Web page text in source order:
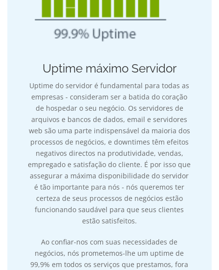
Uptime máximo Servidor
Uptime do servidor é fundamental para todas as
empresas - consideram ser a batida do coração
de hospedar o seu negócio. Os servidores de
arquivos e bancos de dados, email e servidores
web são uma parte indispensável da maioria dos
processos de negócios, e downtimes têm efeitos
negativos directos na produtividade, vendas,
empregado e satisfação do cliente. É por isso que
assegurar a máxima disponibilidade do servidor
é tão importante para nós - nós queremos ter
certeza de seus processos de negócios estão
funcionando saudável para que seus clientes
estão satisfeitos.
Ao confiar-nos com suas necessidades de
negócios, nós prometemos-lhe um uptime de
99,9% em todos os serviços que prestamos, fora